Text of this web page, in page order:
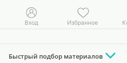
Вход Избранное
Быстрый подбор материалов